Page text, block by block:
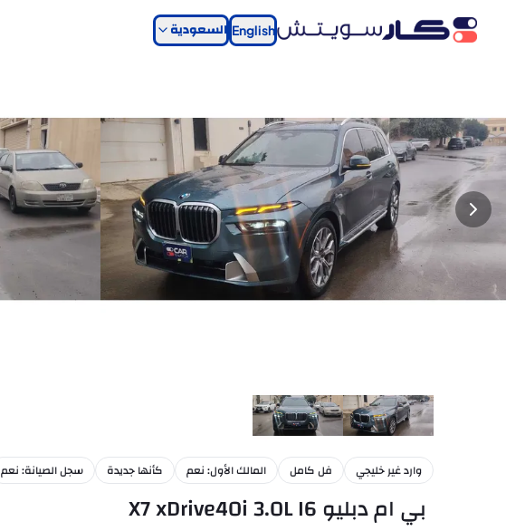
English السعودية
+
38
وارد غير خليجي فل كامل المالك الأول: نعم كأنها جديدة سجل الصيانة: نعم
بي ام دبليو X7 xDrive40i 3.0L I6